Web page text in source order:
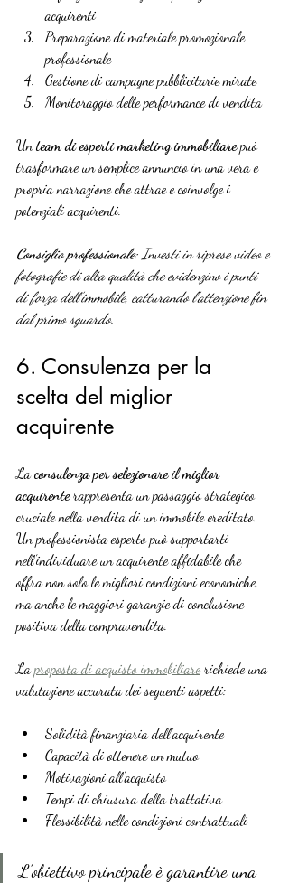
acquirenti
Preparazione di materiale promozionale
professionale
Gestione di campagne pubblicitarie mirate
Monitoraggio delle performance di vendita
Un team di esperti marketing immobiliare può
trasformare un semplice annuncio in una vera e
propria narrazione che attrae e coinvolge i
potenziali acquirenti.
Consiglio professionale: Investi in riprese video e
fotografie di alta qualità che evidenzino i punti
di forza dell’immobile, catturando l’attenzione fin
dal primo sguardo.
6. Consulenza per la
scelta del miglior
acquirente
La consulenza per selezionare il miglior
acquirente rappresenta un passaggio strategico
cruciale nella vendita di un immobile ereditato.
Un professionista esperto può supportarti
nell’individuare un acquirente affidabile che
offra non solo le migliori condizioni economiche,
ma anche le maggiori garanzie di conclusione
positiva della compravendita.
La proposta di acquisto immobiliare richiede una
valutazione accurata dei seguenti aspetti:
Solidità finanziaria dell’acquirente
Capacità di ottenere un mutuo
Motivazioni all’acquisto
Tempi di chiusura della trattativa
Flessibilità nelle condizioni contrattuali
L’obiettivo principale è garantire una